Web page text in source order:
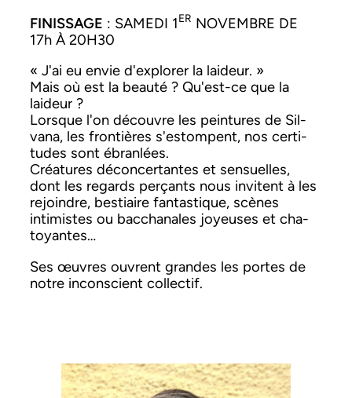
FINISSAGE : SAMEDI 1ER NOVEMBRE DE
17h À 20H30
« J'ai eu envie d'explorer la laideur. »
Mais où est la beauté ? Qu'est-ce que la
laideur ?
Lorsque l'on décou­vre les pein­tures de Sil­
vana, les fron­tières s'estompent, nos cer­ti­
tudes sont ébran­lées.
Créa­tures décon­cer­tantes et sen­suelles,
dont les regards perçants nous invi­tent à les
rejoin­dre, bes­ti­aire fan­tas­tique, scènes
intimistes ou bac­cha­nales joyeuses et cha­
toy­antes…
Ses œuvres ouvrent grandes les portes de
notre incon­scient col­lec­tif.